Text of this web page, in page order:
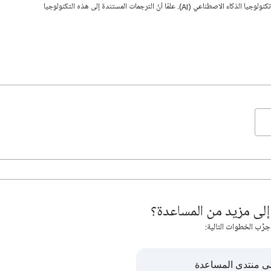
قد تحتوي هذه الصفحة على محتوى تمت ترجمته باستخدام تكنولوجيا الذكاء الاصطناعي (AI). علمًا أنّ الترجمات المستندة إلى هذه التكنولوجيا
مزيد من المساعدة؟
جرِّب الخطوات التالية:
منتدى المساعدة